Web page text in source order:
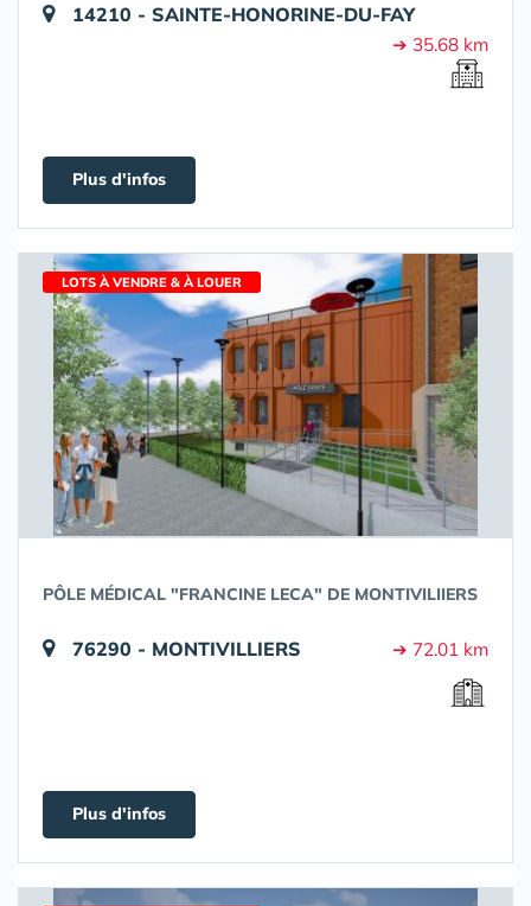
14210 - SAINTE-HONORINE-DU-FAY
➔ 35.68 km
Plus d'infos
LOTS À VENDRE & À LOUER
PÔLE MÉDICAL "FRANCINE LECA" DE MONTIVILIIERS
76290 - MONTIVILLIERS ➔ 72.01 km
Plus d'infos